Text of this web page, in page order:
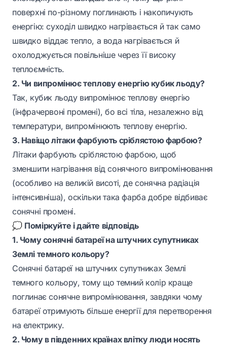
поверхні по-різному поглинають і накопичують
енергію: суходіл швидко нагрівається й так само
швидко віддає тепло, а вода нагрівається й
охолоджується повільніше через її високу
теплоємність.
2. Чи випромінює теплову енергію кубик льоду?
Так, кубик льоду випромінює теплову енергію
(інфрачервоні промені), бо всі тіла, незалежно від
температури, випромінюють теплову енергію.
3. Навіщо літаки фарбують сріблястою фарбою?
Літаки фарбують сріблястою фарбою, щоб
зменшити нагрівання від сонячного випромінювання
(особливо на великій висоті, де сонячна радіація
інтенсивніша), оскільки така фарба добре відбиває
сонячні промені.
💭 Поміркуйте і дайте відповідь
1. Чому сонячні батареї на штучних супутниках
Землі темного кольору?
Сонячні батареї на штучних супутниках Землі
темного кольору, тому що темний колір краще
поглинає сонячне випромінювання, завдяки чому
батареї отримують більше енергії для перетворення
на електрику.
2. Чому в південних країнах влітку люди носять